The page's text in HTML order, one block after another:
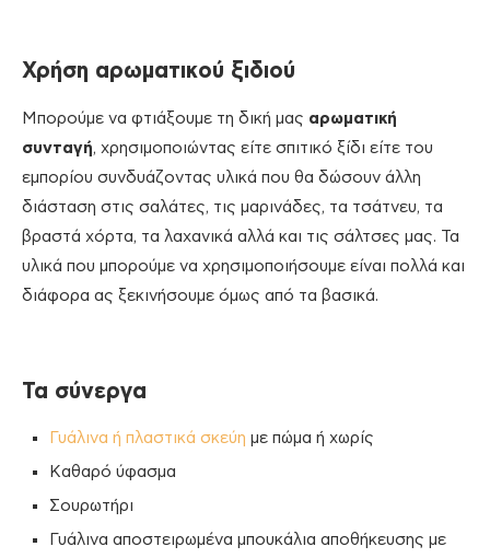
Χρήση αρωματικού ξιδιού
Μπορούμε να φτιάξουμε τη δική μας αρωματική
συνταγή, χρησιμοποιώντας είτε σπιτικό ξίδι είτε του
εμπορίου συνδυάζοντας υλικά που θα δώσουν άλλη
διάσταση στις σαλάτες, τις μαρινάδες, τα τσάτνευ, τα
βραστά χόρτα, τα λαχανικά αλλά και τις σάλτσες μας. Τα
υλικά που μπορούμε να χρησιμοποιήσουμε είναι πολλά και
διάφορα ας ξεκινήσουμε όμως από τα βασικά.
Τα σύνεργα
Γυάλινα ή πλαστικά σκεύη με πώμα ή χωρίς
Καθαρό ύφασμα
Σουρωτήρι
Γυάλινα αποστειρωμένα μπουκάλια αποθήκευσης με